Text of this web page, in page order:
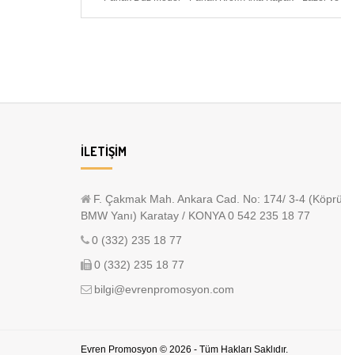
İLETIŞIM
F. Çakmak Mah. Ankara Cad. No: 174/ 3-4
BMW Yanı) Karatay / KONYA 0 542 235 18 77
0 (332) 235 18 77
0 (332) 235 18 77
bilgi@evrenpromosyon.com
Evren Promosyon © 2026 - Tüm Hakları Saklıdır.